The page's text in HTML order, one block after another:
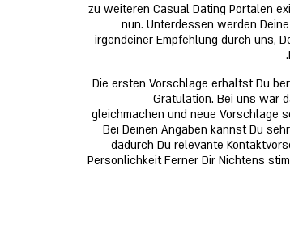
zu weiteren Casual Dating Portalen
nun. Unterdessen werden
irgendeiner Empfehlung durch uns,
Die ersten Vorschlage erhaltst Du
Gratulation. Bei uns war
gleichmachen und neue Vorschlage
Bei Deinen Angaben kannst Du
dadurch Du relevante
Personlichkeit Ferner Dir Nichtens